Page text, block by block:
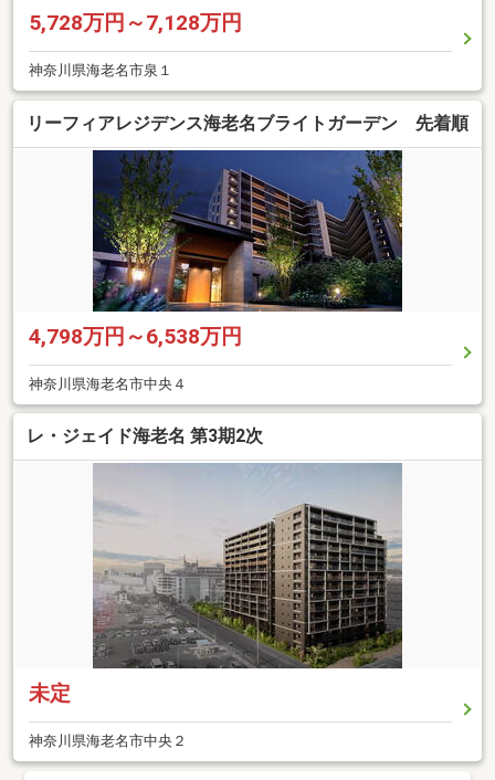
5,728万円～7,128万円
神奈川県海老名市泉１
リーフィアレジデンス海老名ブライトガーデン 先着順
4,798万円～6,538万円
神奈川県海老名市中央４
レ・ジェイド海老名 第3期2次
未定
神奈川県海老名市中央２